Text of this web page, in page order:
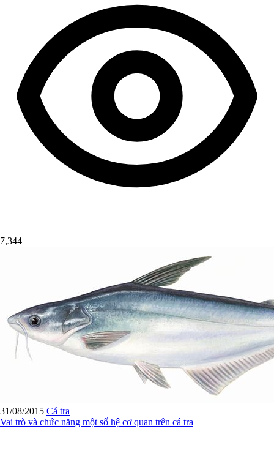
7,344
31/08/2015 Cá tra
Vai trò và chức năng một số hệ cơ quan trên cá tra